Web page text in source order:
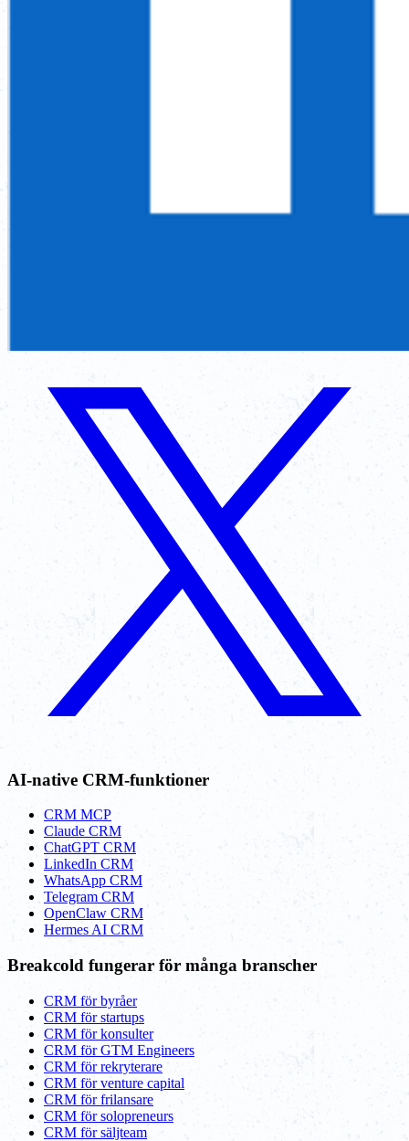
AI-native CRM-funktioner
CRM MCP
Claude CRM
ChatGPT CRM
LinkedIn CRM
WhatsApp CRM
Telegram CRM
OpenClaw CRM
Hermes AI CRM
Breakcold fungerar för många branscher
CRM för byråer
CRM för startups
CRM för konsulter
CRM för GTM Engineers
CRM för rekryterare
CRM för venture capital
CRM för frilansare
CRM för solopreneurs
CRM för säljteam